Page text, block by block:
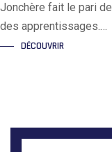
Jonchère fait le pari
des apprentissages.…
DÉCOUVRIR